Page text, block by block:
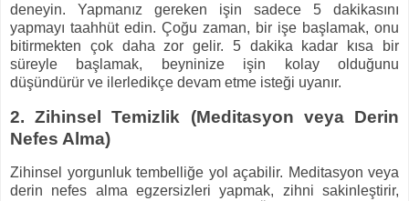
deneyin. Yapmanız gereken işin sadece 5 dakikasını
yapmayı taahhüt edin. Çoğu zaman, bir işe başlamak, onu
bitirmekten çok daha zor gelir. 5 dakika kadar kısa bir
süreyle başlamak, beyninize işin kolay olduğunu
düşündürür ve ilerledikçe devam etme isteği uyanır.
2.Zihinsel Temizlik (Meditasyon veya Derin
Nefes Alma)
Zihinsel yorgunluk tembelliğe yol açabilir. Meditasyon veya
derin nefes alma egzersizleri yapmak, zihni sakinleştirir,